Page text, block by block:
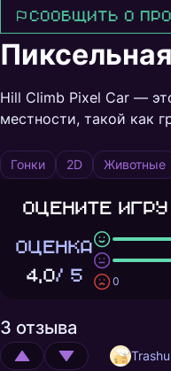
Сообщить о
Hill Climb Pixel Car —
местности, такой как
Гонки 2D Животные
Оцените игру
ОЦЕНКА
4,0/ 5
0
3 отзыва